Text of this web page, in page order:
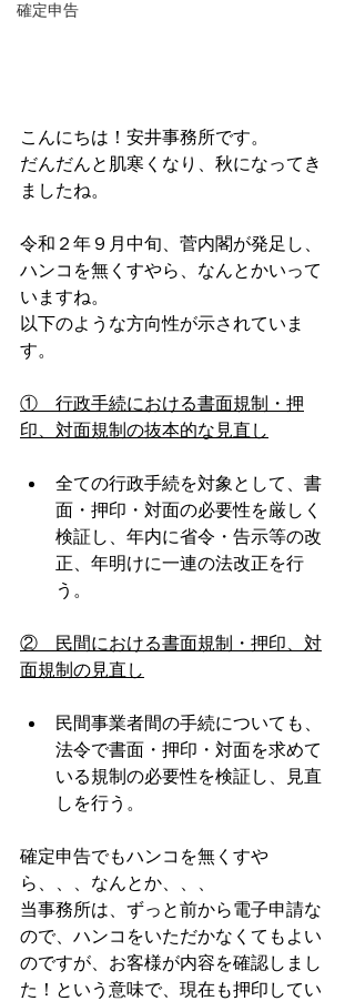
確定申告
こんにちは！安井事務所です。
だんだんと肌寒くなり、秋になってき
ましたね。
令和２年９月中旬、菅内閣が発足し、
ハンコを無くすやら、なんとかいって
いますね。
以下のような方向性が示されていま
す。
①　行政手続における書面規制・押
印、対面規制の抜本的な見直し
全ての行政手続を対象として、書
面・押印・対面の必要性を厳しく
検証し、年内に省令・告示等の改
正、年明けに一連の法改正を行
う。
②　民間における書面規制・押印、対
面規制の見直し
民間事業者間の手続についても、
法令で書面・押印・対面を求めて
いる規制の必要性を検証し、見直
しを行う。
確定申告でもハンコを無くすや
ら、、、なんとか、、、
当事務所は、ずっと前から電子申請な
ので、ハンコをいただかなくてもよい
のですが、お客様が内容を確認しまし
た！という意味で、現在も押印してい